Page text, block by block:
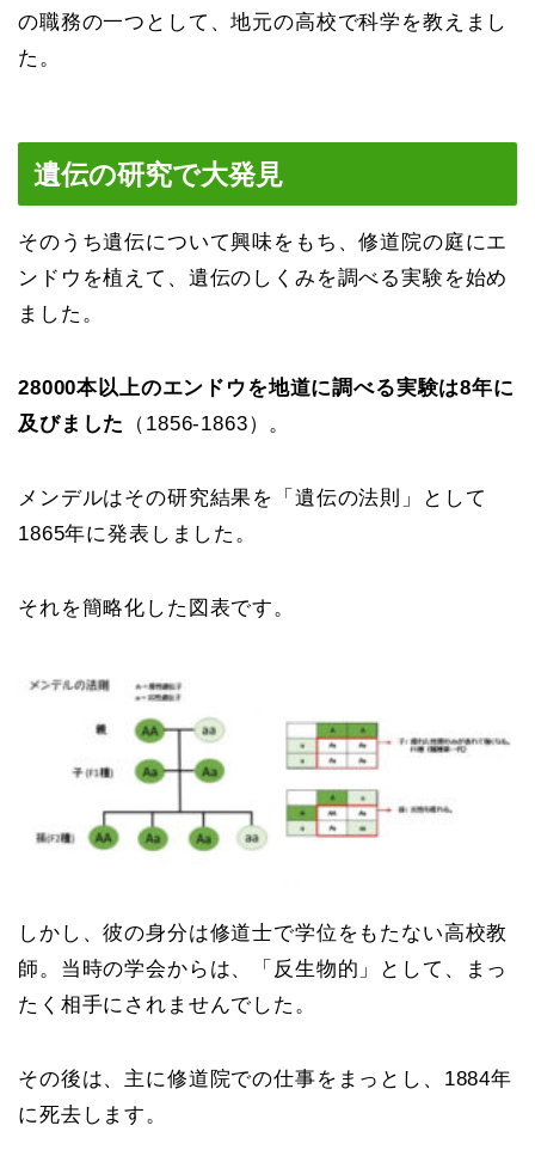
の職務の一つとして、地元の高校で科学を教えまし
た。
遺伝の研究で大発見
そのうち遺伝について興味をもち、修道院の庭にエ
ンドウを植えて、遺伝のしくみを調べる実験を始め
ました。
28000本以上のエンドウを地道に調べる実験は8年に
及びました
（1856-1863）。
メンデルはその研究結果を「遺伝の法則」として
1865年に発表しました。
それを簡略化した図表です。
しかし、彼の身分は修道士で学位をもたない高校教
師。当時の学会からは、「反生物的」として、まっ
たく相手にされませんでした。
その後は、主に修道院での仕事をまっとし、1884年
に死去します。